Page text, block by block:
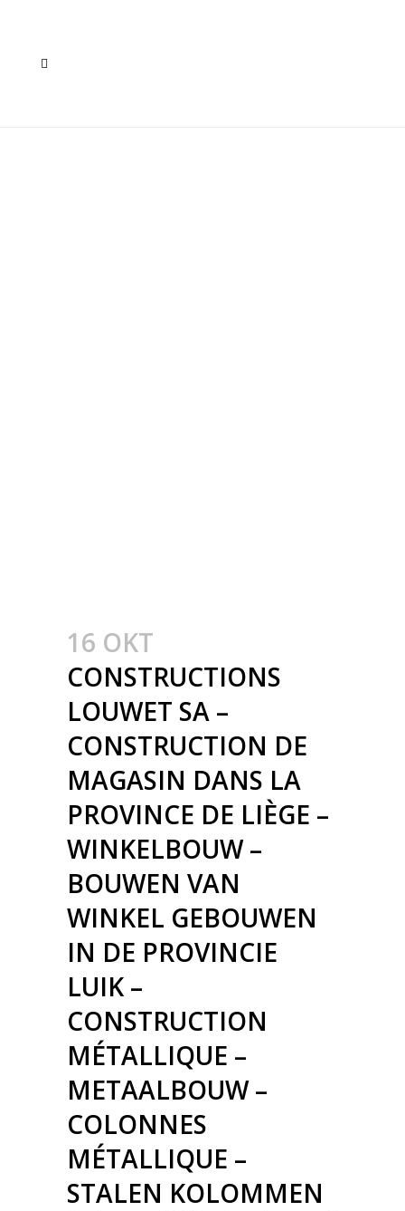
16 OKT
CONSTRUCTIONS
LOUWET SA –
CONSTRUCTION DE
MAGASIN DANS LA
PROVINCE DE LIÈGE –
WINKELBOUW –
BOUWEN VAN
WINKEL GEBOUWEN
IN DE PROVINCIE
LUIK –
CONSTRUCTION
MÉTALLIQUE –
METAALBOUW –
COLONNES
MÉTALLIQUE –
STALEN KOLOMMEN